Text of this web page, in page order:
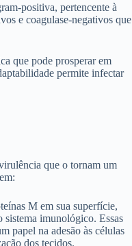
positiva, pertencente à
e coagulase-negativos que
que pode prosperar em
permite infectar
que o tornam um
M em sua superfície,
sistema imunológico. Essas
papel na adesão às células
dos tecidos.